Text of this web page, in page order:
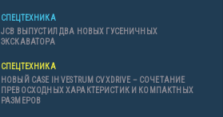
СПЕЦТЕХНИКА
JCB ВЫПУСТИЛ ДВА НОВЫХ ГУСЕНИЧНЫХ
ЭКСКАВАТОРА
СПЕЦТЕХНИКА
НОВЫЙ CASE IH VESTRUM CVXDRIVE – СОЧЕТАНИЕ
ПРЕВОСХОДНЫХ ХАРАКТЕРИСТИК И КОМПАКТНЫХ
РАЗМЕРОВ